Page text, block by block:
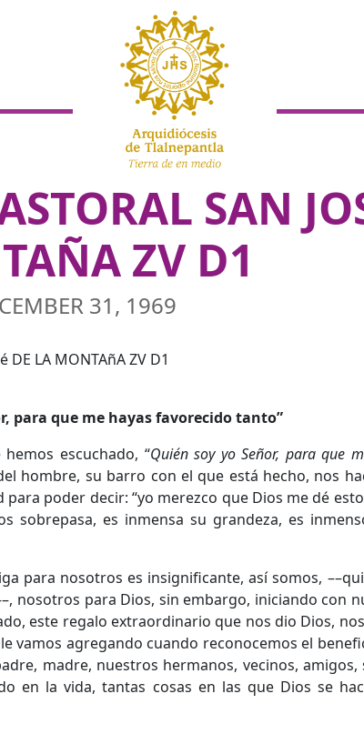
SAN
ZV D1
31, 1969
para que me hayas favorecido tanto”
escuchado, “Quién soy yo Señor, para que
hombre, su barro con el que está hecho, nos
poder decir: “yo merezco que Dios me dé
sobrepasa, es inmensa su grandeza, es
para nosotros es insignificante, así somos,
nosotros para Dios, sin embargo, iniciando con
este regalo extraordinario que nos dio Dios,
vamos agregando cuando reconocemos el
madre, nuestros hermanos, vecinos, amigos,
en la vida, tantas cosas en las que Dios se